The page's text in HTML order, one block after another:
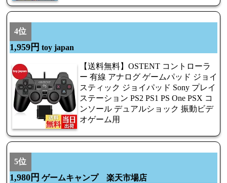
4位
1,959円 toy japan
【送料無料】OSTENT コントローラ
ー 有線 アナログ ゲームパッド ジョイ
スティック ジョイパッド Sony プレイ
ステーション PS2 PS1 PS One PSX コ
ンソール デュアルショック 振動ビデ
オゲーム用
5位
1,980円 ゲームキャンプ 楽天市場店